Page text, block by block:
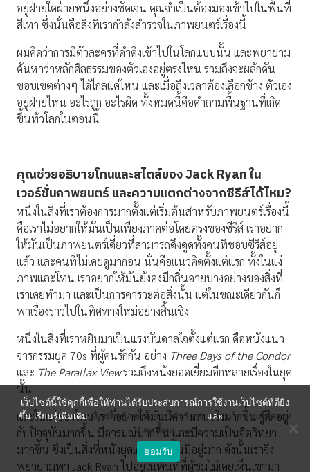
อยู่ฝ่ายใดฝ่ายหนึ่งอย่างชัดเจน คุณจำเป็นต้องมองเข้าไปในพื้นที่
สีเทา ซึ่งนั่นคือสิ่งที่เรากำลังสำรวจในภาพยนตร์เรื่องนี้
ผมคิดว่าการมีตัวละครที่ดำดิ่งเข้าไปในโลกแบบนั้น และพยายาม
ค้นหาว่าหลักศีลธรรมของตัวเองอยู่ตรงไหน รวมถึงจะผลักดัน
ขอบเขตต่างๆ ได้ไกลแค่ไหน และเมื่อถึงเวลาต้องเลือกข้าง ตัวเอง
อยู่ฝ่ายไหน อะไรถูก อะไรผิด ทั้งหมดนี้คือคำถามพื้นฐานที่เกิด
ขึ้นทั่วโลกในตอนนี้
คุณช่วยอธิบายโทนและสไตล์ของJack Ryanใน
เวอร์ชั่นภาพยนตร์ และความแตกต่างจากซีรีส์ได้ไหม?
หนึ่งในสิ่งที่เราต้องการมากตั้งแต่เริ่มต้นสำหรับภาพยนตร์เรื่องนี้
คือเราไม่อยากให้มันเป็นเพียงภาคต่อโดยตรงของซีรีส์ เราอยาก
ให้มันเป็นภาพยนตร์เดี่ยวที่สามารถดึงดูดทั้งคนที่ชอบซีรีส์อยู่
แล้ว และคนที่ไม่เคยดูมาก่อน นั่นคือแนวคิดตั้งแต่แรก ทั้งในแง่
ภาพและโทน เราอยากให้มันยังคงมีกลิ่นอายบางอย่างของสิ่งที่
เราเคยทำมา และเป็นการคารวะต่อสิ่งนั้น แต่ในขณะเดียวกันก็
พาเรื่องราวไปในทิศทางใหม่อย่างสิ้นเชิง
หนึ่งในสิ่งที่เราหยิบมาเป็นแรงบันดาลใจตั้งแต่แรก คือหนังแนว
จารกรรมยุค 70s ที่ผู้คนรักกัน อย่าง Three Days of the Condor
และ The Parallax Viewรวมถึงหนังยอดเยี่ยมอีกหลายเรื่องในยุค
นั้น
และในแง่ของโทน เราก็อยากให้มันมีความสมจริงมากขึ้น รู้สึกอยู่
กับปัจจุบันมากขึ้น มีอารมณ์มากขึ้น และมีความเป็นจิตวิทยา
มากขึ้น ซึ่งเป็นสิ่งที่หนังยุคเก่าเหล่านั้นมีอยู่มาก ดังนั้นเราจึง
พยายามพา Jack Ryan ไปอยู่ในพื้นที่ที่ผู้ชมไม่เคยเห็นเขามา
เว็บไซต์นี้ใช้คุกกี้เพื่อให้ท่านได้รับประสบการณ์การใช้งานเว็บไซต์ที่ดียิ่ง
ขึ้น เรียนรู้เพิ่มเติมเงื่อนไขข้อตกลงการใช้บริการและนโยบายคุ้มครอง
ส่วนบุคคล
ยอมรับ